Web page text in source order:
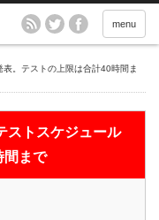
menu
。テストの上限は合計40時間ま
ストスケジュール
間まで